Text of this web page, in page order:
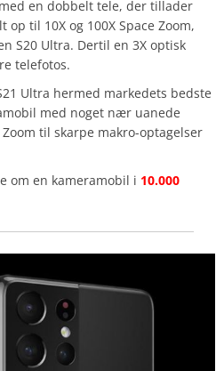
en dobbelt tele, der tillader
til 10X og 100X Space Zoom,
S20 Ultra. Dertil en 3X optisk
telefotos.
Ultra hermed markedets bedste
med noget nær uanede
til skarpe makro-optagelser
om en kameramobil i 10.000